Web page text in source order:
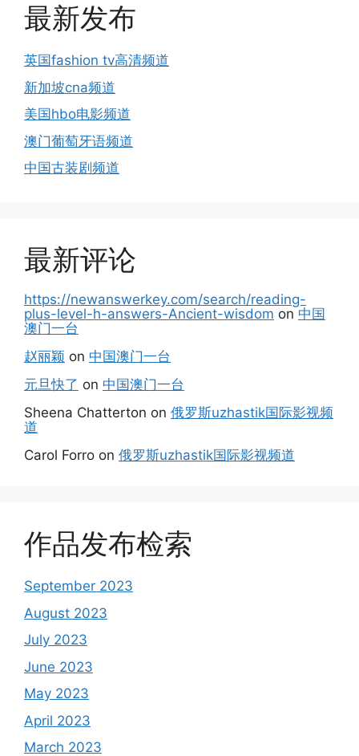
最新发布
英国fashion tv高清频道
新加坡cna频道
美国hbo电影频道
澳门葡萄牙语频道
中国古装剧频道
最新评论
https://newanswerkey.com/search/reading-
plus-level-h-answers-Ancient-wisdom on 中国
澳门一台
赵丽颖 on 中国澳门一台
元旦快了 on 中国澳门一台
Sheena Chatterton on 俄罗斯uzhastik国际影视频
道
Carol Forro on 俄罗斯uzhastik国际影视频道
作品发布检索
September 2023
August 2023
July 2023
June 2023
May 2023
April 2023
March 2023